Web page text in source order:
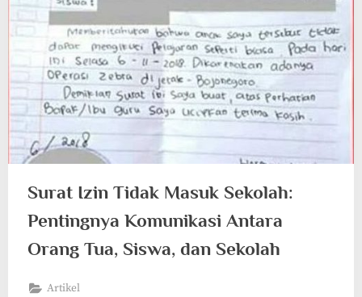
Surat Izin Tidak Masuk Sekolah:
Pentingnya Komunikasi Antara
Orang Tua, Siswa, dan Sekolah
Artikel